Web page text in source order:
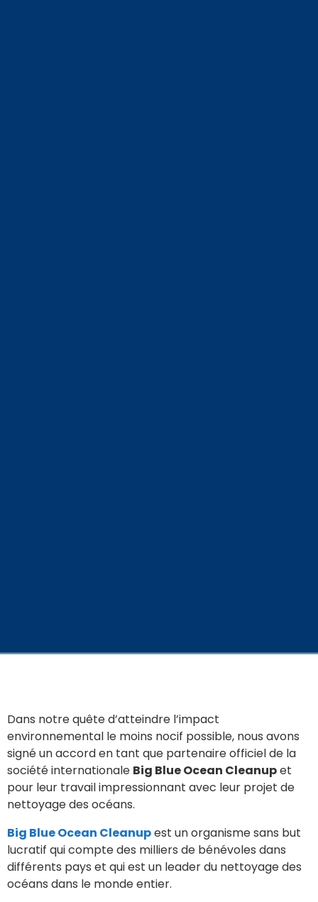
Dans notre quête d’atteindre l’impact
environnemental le moins nocif possible, nous avons
signé un accord en tant que partenaire officiel de la
société internationale Big Blue Ocean Cleanupet
pour leur travail impressionnant avec leur projet de
nettoyage des océans.
Big Blue Ocean Cleanupest un organisme sans but
lucratif qui compte des milliers de bénévoles dans
différents pays et qui est un leader du nettoyage des
océans dans le monde entier.